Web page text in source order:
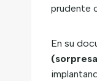
prudente
En su